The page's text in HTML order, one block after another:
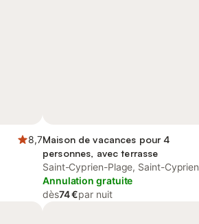
8,7Maison de vacances pour 4
personnes, avec terrasse
Saint-Cyprien-Plage, Saint-Cyprien
Annulation gratuite
dès74 €par nuit